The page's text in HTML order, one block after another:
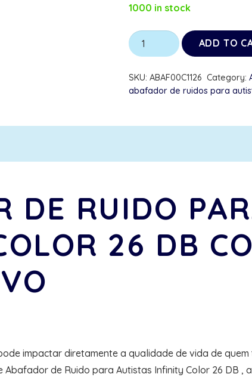
1000 in stock
Abafador
de
Ruido
para
suporte
decorativo
quantity
ADD TO
SKU: ABAF00C1126 Category:
abafador de ruidos para
DE RUIDO
26 DB
impactar diretamente a qualidade de vida de
Abafador de Ruido para Autistas Infinity Color 26 DB